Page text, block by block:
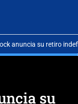
anuncia su retiro
su